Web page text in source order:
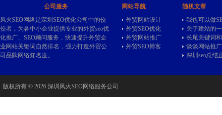
公司服务
风火SEO网络是深圳SEO优化公司中的佼
佼者，为各中小企业提供专业的外贸seo优
化推广、SEO顾问服务，快速提升外贸企
业网站关键词自然排名，强力打造外贸公
司品牌网络知名度。
网站导航
外贸网站设计
外贸SEO优化
外贸网站推广
外贸SEO博客
随机文章
我也可以做
关于建站的
长尾关键词
谈谈网站推
深圳seo总结
版权所有 © 2026 深圳风火SEO网络服务公司